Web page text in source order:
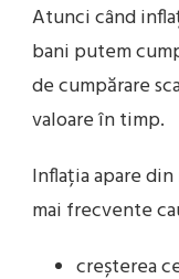
Atunci când
bani putem
de cumpărare
valoare în timp.
Inflația apare
mai frecvente
creșterea